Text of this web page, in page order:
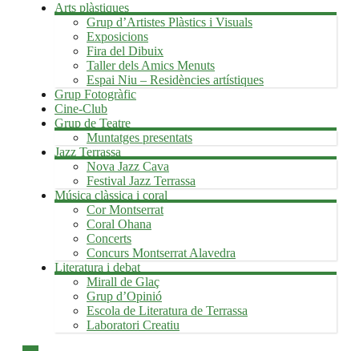
Arts plàstiques
Grup d’Artistes Plàstics i Visuals
Exposicions
Fira del Dibuix
Taller dels Amics Menuts
Espai Niu – Residències artístiques
Grup Fotogràfic
Cine-Club
Grup de Teatre
Muntatges presentats
Jazz Terrassa
Nova Jazz Cava
Festival Jazz Terrassa
Música clàssica i coral
Cor Montserrat
Coral Ohana
Concerts
Concurs Montserrat Alavedra
Literatura i debat
Mirall de Glaç
Grup d’Opinió
Escola de Literatura de Terrassa
Laboratori Creatiu